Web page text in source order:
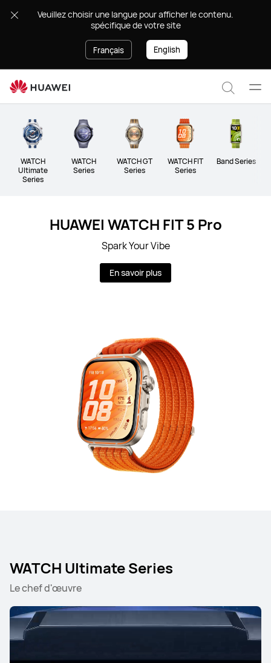
.Veuillez choisir une langue pour afficher le contenu
spécifique de votre site
Français English
le
WATCH
Ultimate
Series
WATCH
Series
WATCH GT
Series
WATCH FIT
Series
Band Series
HUAWEI WATCH FIT 5 Pro
Spark Your Vibe
En savoir plus
WATCH Ultimate Series
Le chef d'œuvre